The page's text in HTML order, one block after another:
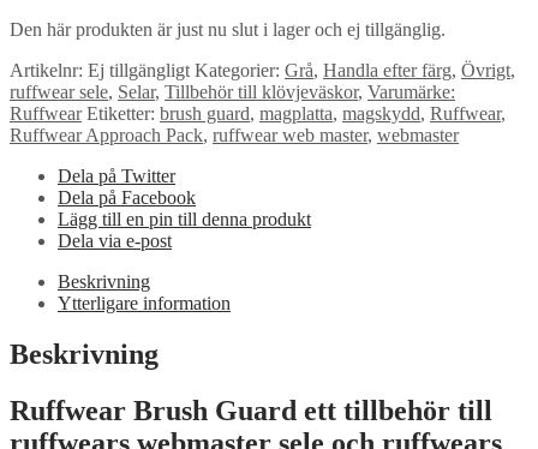
Den här produkten är just nu slut i lager och ej tillgänglig.
Artikelnr: Ej tillgängligt Kategorier: Grå, Handla efter färg, Övrigt,
ruffwear sele, Selar, Tillbehör till klövjeväskor, Varumärke:
Ruffwear Etiketter: brush guard, magplatta, magskydd, Ruffwear,
Ruffwear Approach Pack, ruffwear web master, webmaster
Dela på Twitter
Dela på Facebook
Lägg till en pin till denna produkt
Dela via e-post
Beskrivning
Ytterligare information
Beskrivning
Ruffwear Brush Guard ett tillbehör till
ruffwears webmaster sele och ruffwears